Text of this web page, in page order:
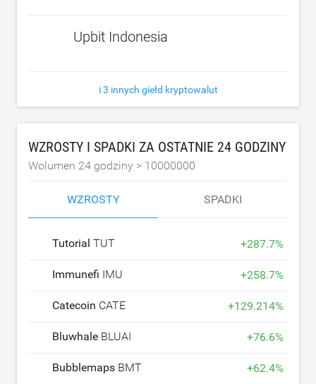
Upbit Indonesia
i 3 innych giełd kryptowalut
WZROSTY I SPADKI ZA OSTATNIE 24 GODZINY
Wolumen 24 godziny > 10000000
WZROSTY SPADKI
Tutorial TUT +287.7%
Immunefi IMU +258.7%
Catecoin CATE +129.214%
Bluwhale BLUAI +76.6%
Bubblemaps BMT +62.4%